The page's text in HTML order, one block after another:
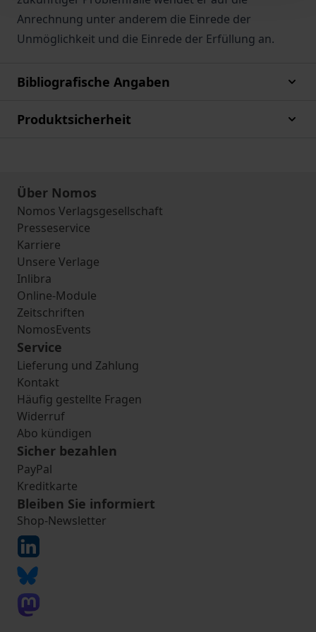
Anrechnung unter anderem die Einrede der
Unmöglichkeit und die Einrede der Erfüllung an.
Bibliografische Angaben
Produktsicherheit
Über Nomos
Nomos Verlagsgesellschaft
Presseservice
Karriere
Unsere Verlage
Inlibra
Online-Module
Zeitschriften
NomosEvents
Service
Lieferung und Zahlung
Kontakt
Häufig gestellte Fragen
Widerruf
Abo kündigen
Sicher bezahlen
PayPal
Kreditkarte
Bleiben Sie informiert
Shop-Newsletter